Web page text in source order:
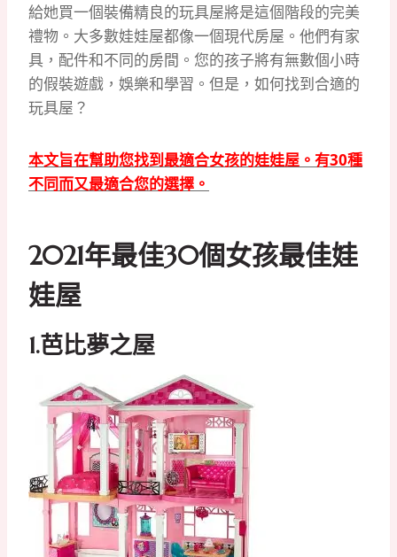
給她買一個裝備精良的玩具屋將是這個階段的完美
禮物。 大多數娃娃屋都像一個現代房屋。 他們有家
具，配件和不同的房間。 您的孩子將有無數個小時
的假裝遊戲，娛樂和學習。 但是，如何找到合適的
玩具屋？
本文旨在幫助您找到最適合女孩的娃娃屋。 有30種
不同而又最適合您的選擇。
2021年最佳30個女孩最佳娃
娃屋
1.芭比夢之屋